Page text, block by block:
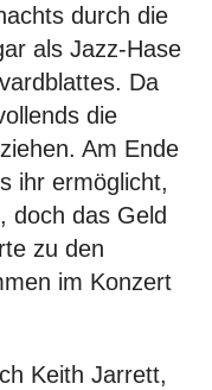
durch die
als Jazz-Hase
Da
die
Am Ende
ihr ermöglicht,
doch das Geld
zu den
im Konzert
Keith Jarrett,